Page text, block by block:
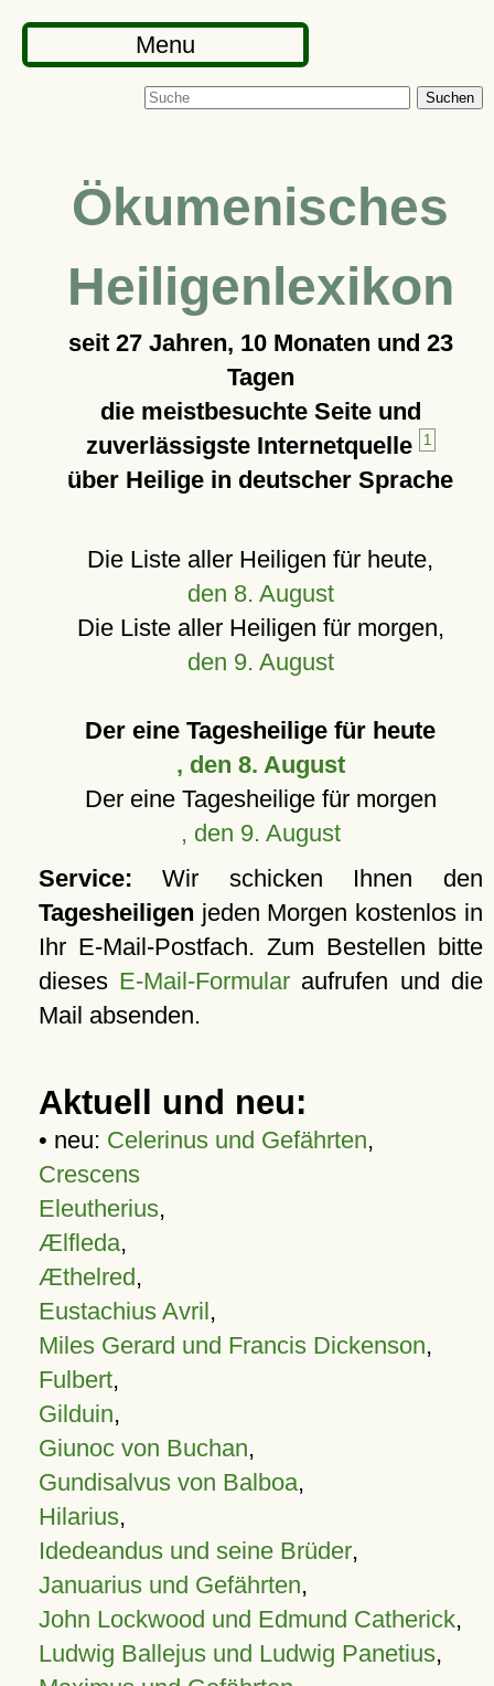
Menu
Suchen
Ökumenisches
Heiligenlexikon
seit 27 Jahren, 10 Monaten und 23
Tagen
die meistbesuchte Seite und
zuverlässigste Internetquelle
1
über Heilige in deutscher Sprache
Die Liste aller Heiligen für heute,
den 8. August
Die Liste aller Heiligen für morgen,
den 9. August
Der eine Tagesheilige für heute
, den 8. August
Der eine Tagesheilige für morgen
, den 9. August
Service: Wir schicken Ihnen den
Tagesheiligen jeden Morgen kostenlos in
Ihr E-Mail-Postfach. Zum Bestellen bitte
dieses E-Mail-Formular aufrufen und die
Mail absenden.
Aktuell und neu:
• neu: Celerinus und Gefährten,
Crescens
Eleutherius,
Ælfleda,
Æthelred,
Eustachius Avril,
Miles Gerard und Francis Dickenson,
Fulbert,
Gilduin,
Giunoc von Buchan,
Gundisalvus von Balboa,
Hilarius,
Idedeandus und seine Brüder,
Januarius und Gefährten,
John Lockwood und Edmund Catherick,
Ludwig Ballejus und Ludwig Panetius,